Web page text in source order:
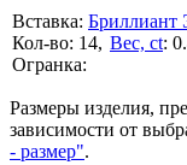
14 Вес, ct:
Размеры изделия,
зависимости от
- размер".